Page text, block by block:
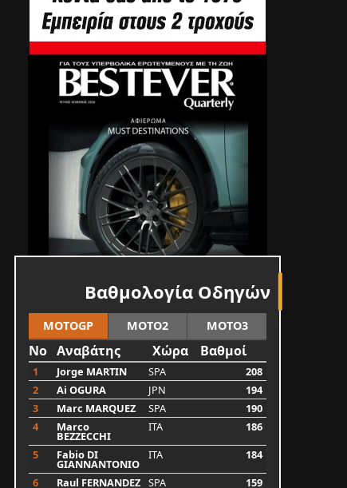
Βαθμολογία Οδηγών
MOTOGP MOTO2 MOTO3
No Αναβάτης Χώρα Βαθμοί
1 Jorge MARTIN SPA
208
2
Ai OGURA JPN
194
3
Marc MARQUEZ SPA
190
4
Marco
BEZZECCHI
ITA
186
5
Fabio DI
GIANNANTONIO
ITA
184
6
Raul FERNANDEZ SPA 159